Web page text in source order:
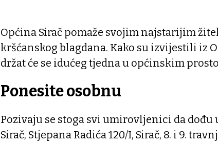
Općina Sirač pomaže svojim najstarijim
kršćanskog blagdana. Kako su izvijestili iz
držat će se idućeg tjedna u općinskim
Ponesite osobnu
Pozivaju se stoga svi umirovljenici da dođu
Sirač, Stjepana Radića 120/I, Sirač, 8. i 9.